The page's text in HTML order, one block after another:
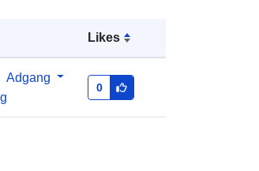
Likes
Adgang
0